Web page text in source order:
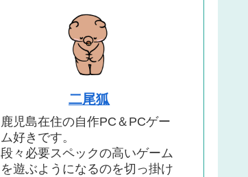
二尾狐
鹿児島在住の自作PC＆PCゲー
ム好きです。
段々必要スペックの高いゲーム
を遊ぶようになるのを切っ掛け